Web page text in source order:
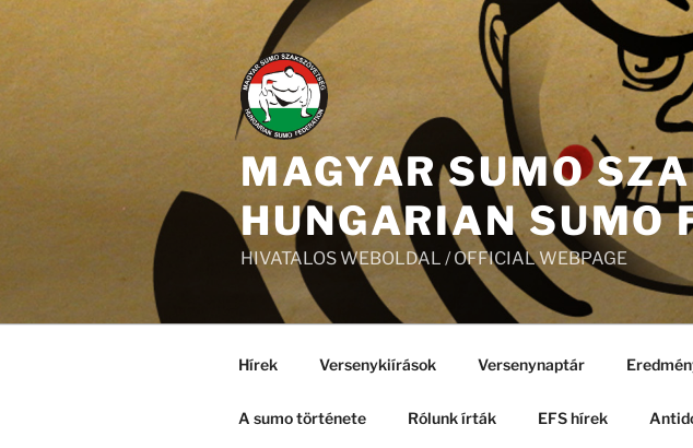
Tartalomhoz
MAGYAR SUMO
HUNGARIAN SUMO
HIVATALOS WEBOLDAL / OFFICIAL WEBPAGE
Hírek Versenykiírások Versenynaptár
A sumo története Rólunk írták EFS hírek